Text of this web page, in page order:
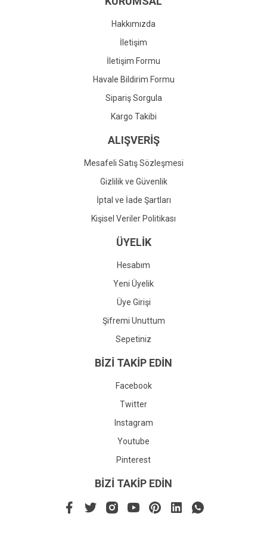
Gönder
Hakkımızda
İletişim
İletişim Formu
Havale Bildirim Formu
Sipariş Sorgula
Kargo Takibi
ALIŞVERİŞ
Mesafeli Satış Sözleşmesi
Gizlilik ve Güvenlik
İptal ve İade Şartları
Kişisel Veriler Politikası
ÜYELİK
Hesabım
Yeni Üyelik
Üye Girişi
Şifremi Unuttum
Sepetiniz
BİZİ TAKİP EDİN
Facebook
Twitter
Instagram
Youtube
Pinterest
BİZİ TAKİP EDİN